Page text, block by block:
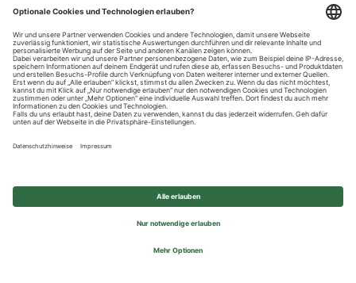
Datenschutzhinweise
Impressum
Privatsphäre-Einstellungen
© 2026 REWE Group - All rights reserved